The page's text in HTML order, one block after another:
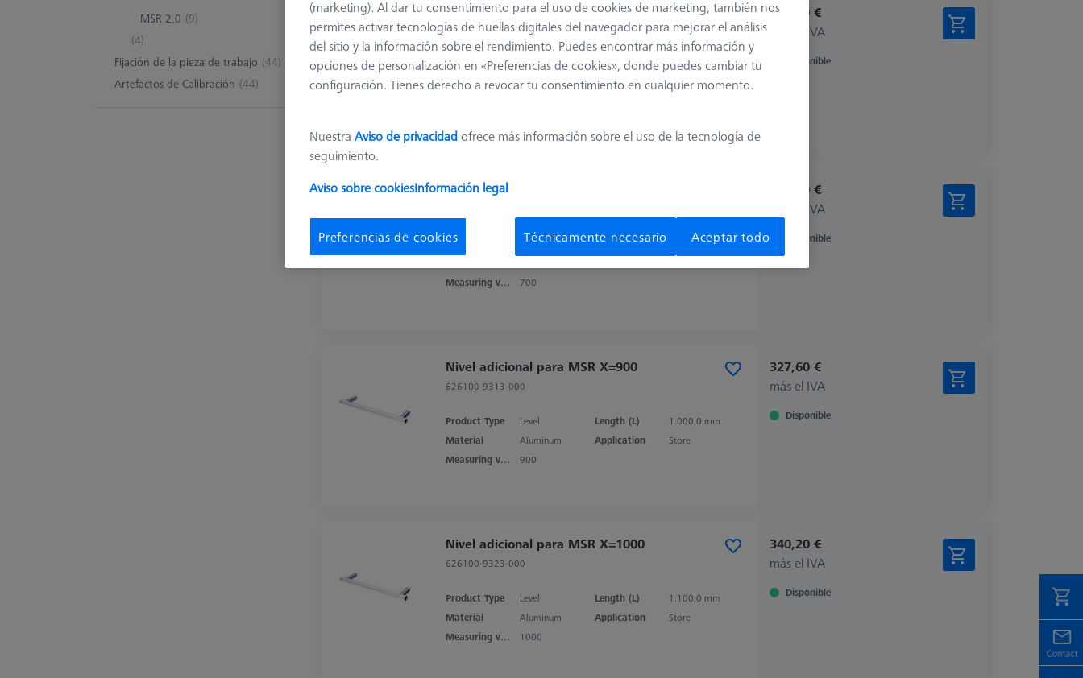
MSR 2.0 (9)
(4)
Fijación de la pieza de trabajo (44)
Artefactos de Calibración (44)
Nivel adicional MSR X=500
626100-9353-000
Product Type Level Length (L)
600,0 mm
Material
Aluminum Application
Store
277,20 €
más el IVA
Disponible
Nivel adicional para MSR X=700
Product Type Level Length (L)
800,0 mm
Measuring volume X axis
700
302,40 €
más el IVA
Disponible
Nivel adicional para MSR X=900
626100-9313-000
Product Type Level Length (L)
1.000,0 mm
Material
Aluminum Application
Store
Measuring volume X axis
900
327,60 €
más el IVA
Disponible
Nivel adicional para MSR X=1000
626100-9323-000
Product Type Level Length (L)
1.100,0 mm
Material
Aluminum Application
Store
Measuring volume X axis
1000
340,20 €
más el IVA
Disponible
(marketing). Al dar tu consentimiento para el uso de cookies de marketing, también nos
permites activar tecnologías de huellas digitales del navegador para mejorar el análisis
del sitio y la información sobre el rendimiento. Puedes encontrar más información y
opciones de personalización en «Preferencias de cookies», donde puedes cambiar tu
configuración. Tienes derecho a revocar tu consentimiento en cualquier momento.
Nuestra Aviso de privacidadofrece más información sobre el uso de la tecnología de
seguimiento.
Aviso sobre cookiesInformación legal
Preferencias de cookies Técnicamente necesario Aceptar todo